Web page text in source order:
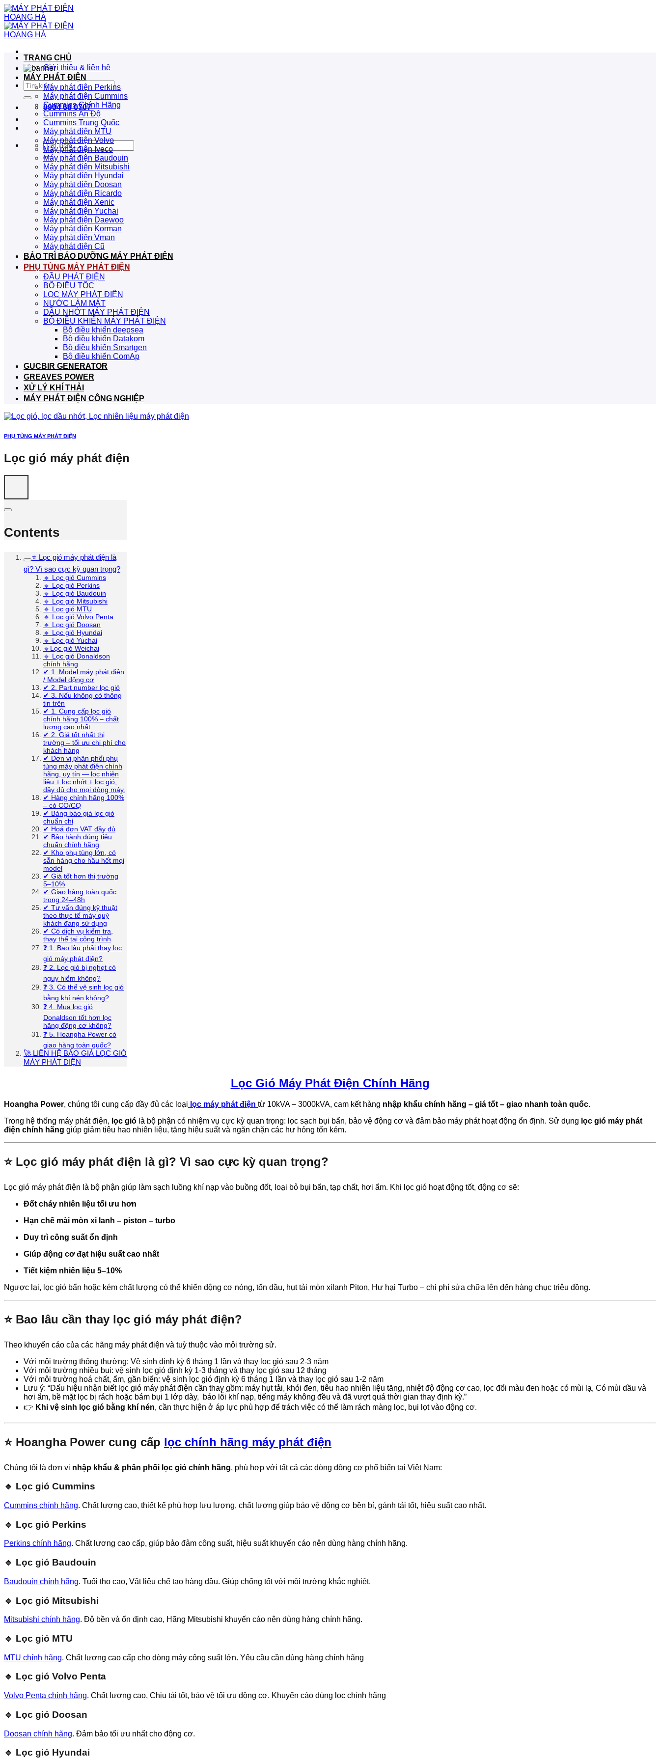
Bỏ
qua
nội
dung
Tìm
kiếm:
0904 68 0707
Tìm
kiếm:
TRANG CHỦ
Giới thiệu & liên hệ
MÁY PHÁT ĐIỆN
Máy phát điện Perkins
Máy phát điện Cummins
Cummins Chính Hãng
Cummins Ấn Độ
Cummins Trung Quốc
Máy phát điện MTU
Máy phát điện Volvo
Máy phát điện Iveco
Máy phát điện Baudouin
Máy phát điện Mitsubishi
Máy phát điện Hyundai
Máy phát điện Doosan
Máy phát điện Ricardo
Máy phát điện Xenic
Máy phát điện Yuchai
Máy phát điện Daewoo
Máy phát điện Korman
Máy phát điện Vman
Máy phát điện Cũ
BẢO TRÌ BẢO DƯỠNG MÁY PHÁT ĐIỆN
PHỤ TÙNG MÁY PHÁT ĐIỆN
ĐẦU PHÁT ĐIỆN
BỘ ĐIỀU TỐC
LỌC MÁY PHÁT ĐIỆN
NƯỚC LÀM MÁT
DẦU NHỚT MÁY PHÁT ĐIỆN
BỘ ĐIỀU KHIỂN MÁY PHÁT ĐIỆN
Bộ điều khiển deepsea
Bộ điều khiển Datakom
Bộ điều khiển Smartgen
Bộ điều khiển ComAp
GUCBIR GENERATOR
GREAVES POWER
XỬ LÝ KHÍ THẢI
MÁY PHÁT ĐIỆN CÔNG NGHIỆP
PHỤ TÙNG MÁY PHÁT ĐIỆN
Lọc gió máy phát điện
Contents
⭐ Lọc gió máy phát điện là
gì? Vì sao cực kỳ quan trọng?
🔹 Lọc gió Cummins
🔹 Lọc gió Perkins
🔹 Lọc gió Baudouin
🔹 Lọc gió Mitsubishi
🔹 Lọc gió MTU
🔹 Lọc gió Volvo Penta
🔹 Lọc gió Doosan
🔹 Lọc gió Hyundai
🔹 Lọc gió Yuchai
🔹Lọc gió Weichai
🔹 Lọc gió Donaldson
chính hãng
✔ 1. Model máy phát điện
/ Model động cơ
✔ 2. Part number lọc gió
✔ 3. Nếu không có thông
tin trên
✔ 1. Cung cấp lọc gió
chính hãng 100% – chất
lượng cao nhất
✔ 2. Giá tốt nhất thị
trường – tối ưu chi phí cho
khách hàng
✔ Đơn vị phân phối phụ
tùng máy phát điện chính
hãng, uy tín — lọc nhiên
liệu + lọc nhớt + lọc gió,
đầy đủ cho mọi dòng máy.
✔ Hàng chính hãng 100%
– có CO/CQ
✔ Bảng báo giá lọc gió
chuẩn chỉ
✔ Hoá đơn VAT đầy đủ
✔ Bảo hành đúng tiêu
chuẩn chính hãng
✔ Kho phụ tùng lớn, có
sẵn hàng cho hầu hết mọi
model
✔ Giá tốt hơn thị trường
5–10%
✔ Giao hàng toàn quốc
trong 24–48h
✔ Tư vấn đúng kỹ thuật
theo thực tế máy quý
khách đang sử dụng
✔ Có dịch vụ kiểm tra,
thay thế tại công trình
❓ 1. Bao lâu phải thay lọc
gió máy phát điện?
❓ 2. Lọc gió bị nghẹt có
nguy hiểm không?
❓ 3. Có thể vệ sinh lọc gió
bằng khí nén không?
❓ 4. Mua lọc gió
Donaldson tốt hơn lọc
hãng động cơ không?
❓ 5. Hoangha Power có
giao hàng toàn quốc?
🚀 LIÊN HỆ BÁO GIÁ LỌC GIÓ
MÁY PHÁT ĐIỆN
Lọc Gió Máy Phát Điện Chính Hãng
Hoangha Power, chúng tôi cung cấp đầy đủ các loại lọc máy phát điện từ 10kVA – 3000kVA, cam kết hàng nhập khẩu chính hãng – giá tốt – giao nhanh toàn quốc.
Trong hệ thống máy phát điện, lọc gió là bộ phận có nhiệm vụ cực kỳ quan trọng: lọc sạch bụi bẩn, bảo vệ động cơ và đảm bảo máy phát hoạt động ổn định. Sử dụng lọc gió máy phát
điện chính hãng giúp giảm tiêu hao nhiên liệu, tăng hiệu suất và ngăn chặn các hư hỏng tốn kém.
⭐ Lọc gió máy phát điện là gì? Vì sao cực kỳ quan trọng?
Lọc gió máy phát điện là bộ phận giúp làm sạch luồng khí nạp vào buồng đốt, loại bỏ bụi bẩn, tạp chất, hơi ẩm. Khi lọc gió hoạt động tốt, động cơ sẽ:
Đốt cháy nhiên liệu tối ưu hơn
Hạn chế mài mòn xi lanh – piston – turbo
Duy trì công suất ổn định
Giúp động cơ đạt hiệu suất cao nhất
Tiết kiệm nhiên liệu 5–10%
Ngược lại, lọc gió bẩn hoặc kém chất lượng có thể khiến động cơ nóng, tốn dầu, hụt tải mòn xilanh Piton, Hư hại Turbo – chi phí sửa chữa lên đến hàng chục triệu đồng.
⭐ Bao lâu cần thay lọc gió máy phát điện?
Theo khuyến cáo của các hãng máy phát điện và tuỳ thuộc vào môi trường sử.
Với môi trường thông thường: Vệ sinh định kỳ 6 tháng 1 lần và thay lọc gió sau 2-3 năm
Với môi trường nhiều bui: vệ sinh lọc gió định kỳ 1-3 tháng và thay lọc gió sau 12 tháng
Với môi trường hoá chất, ẩm, gần biển: vệ sinh lọc gió định kỳ 6 tháng 1 lần và thay lọc gió sau 1-2 năm
Lưu ý: “Dấu hiệu nhận biết lọc gió máy phát điện cần thay gồm: máy hụt tải, khói đen, tiêu hao nhiên liệu tăng, nhiệt độ động cơ cao, lọc đổi màu đen hoặc có mùi lạ, Có mùi dầu và
hơi ẩm, bề mặt lọc bị rách hoặc bám bụi 1 lớp dày, báo lỗi khí nạp, tiếng máy không đều và đã vượt quá thời gian thay định kỳ.”
👉 Khi vệ sinh lọc gió bằng khí nén, cần thực hiện ở áp lực phù hợp để trách việc có thể làm rách màng lọc, bụi lọt vào động cơ.
⭐ Hoangha Power cung cấp lọc chính hãng máy phát điện
Chúng tôi là đơn vị nhập khẩu & phân phối lọc gió chính hãng, phù hợp với tất cả các dòng động cơ phổ biến tại Việt Nam:
🔹 Lọc gió Cummins
Cummins chính hãng. Chất lượng cao, thiết kế phù hợp lưu lượng, chất lượng giúp bảo vệ động cơ bền bỉ, gánh tải tốt, hiệu suất cao nhất.
🔹 Lọc gió Perkins
Perkins chính hãng. Chất lương cao cấp, giúp bảo đảm công suất, hiệu suất khuyến cáo nên dùng hàng chính hãng.
🔹 Lọc gió Baudouin
Baudouin chính hãng. Tuổi thọ cao, Vật liệu chế tạo hàng đầu. Giúp chống tốt với môi trường khắc nghiệt.
🔹 Lọc gió Mitsubishi
Mitsubishi chính hãng. Độ bền và ổn định cao, Hãng Mitsubishi khuyến cáo nên dùng hàng chính hãng.
🔹 Lọc gió MTU
MTU chính hãng. Chất lượng cao cấp cho dòng máy công suất lớn. Yêu cầu cần dùng hàng chính hãng
🔹 Lọc gió Volvo Penta
Volvo Penta chính hãng. Chất lương cao, Chịu tải tốt, bảo vệ tối ưu động cơ. Khuyến cáo dùng lọc chính hãng
🔹 Lọc gió Doosan
Doosan chính hãng. Đảm bảo tối ưu nhất cho động cơ.
🔹 Lọc gió Hyundai